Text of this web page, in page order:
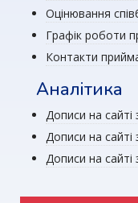
Оцінювання
Графік роботи
Контакти
Аналітика
Дописи на сайті
Дописи на сайті
Дописи на сайті